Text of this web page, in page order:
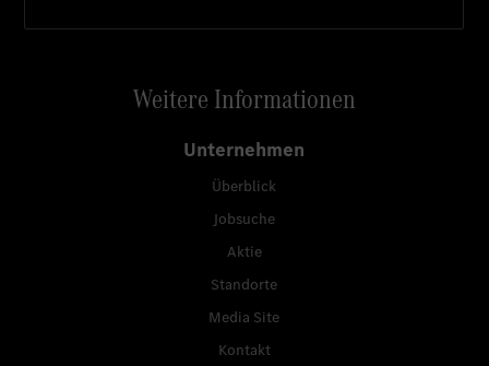
Weitere Informationen
Unternehmen
Überblick
Jobsuche
Aktie
Standorte
Media Site
Kontakt